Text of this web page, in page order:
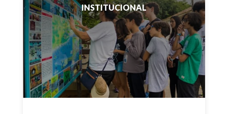
INSTITUCIONAL